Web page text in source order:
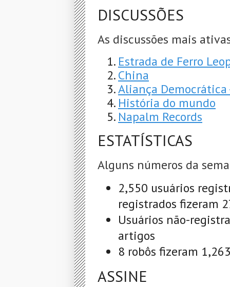
DISCUSSÕES
As discussões mais
Estrada de Ferro
China
Aliança Democrática
História do mundo
Napalm Records
ESTATÍSTICAS
Alguns números da
2,550 usuários
registrados fizeram
Usuários não-
artigos
8 robôs fizeram
ASSINE